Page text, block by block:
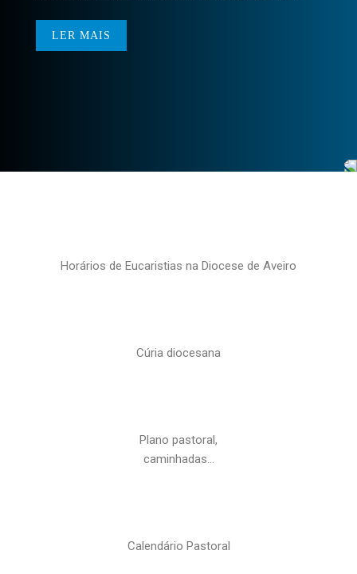
LER MAIS
Horários de Eucaristias na Diocese de Aveiro
Cúria diocesana
Plano pastoral,
caminhadas…
Calendário Pastoral